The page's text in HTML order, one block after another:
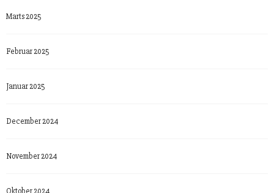
Marts 2025
Februar 2025
Januar 2025
December 2024
November 2024
Oktober 2024